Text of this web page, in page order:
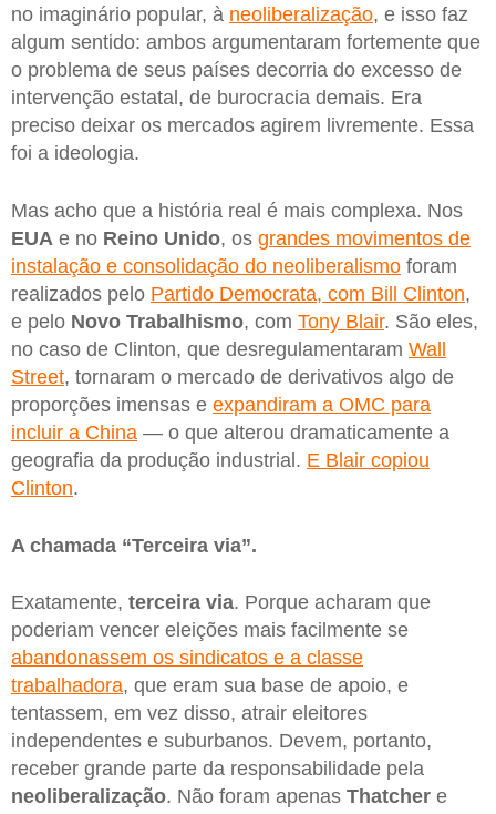
no imaginário popular, à neoliberalização, e isso faz
algum sentido: ambos argumentaram fortemente que
o problema de seus países decorria do excesso de
intervenção estatal, de burocracia demais. Era
preciso deixar os mercados agirem livremente. Essa
foi a ideologia.
Mas acho que a história real é mais complexa. Nos
EUA e no Reino Unido, os grandes movimentos de
instalação e consolidação do neoliberalismo foram
realizados pelo Partido Democrata, com Bill Clinton,
e pelo Novo Trabalhismo, com Tony Blair. São eles,
no caso de Clinton, que desregulamentaram Wall
Street, tornaram o mercado de derivativos algo de
proporções imensas e expandiram a OMC para
incluir a China — o que alterou dramaticamente a
geografia da produção industrial. E Blair copiou
Clinton.
A chamada “Terceira via”.
Exatamente, terceira via. Porque acharam que
poderiam vencer eleições mais facilmente se
abandonassem os sindicatos e a classe
trabalhadora, que eram sua base de apoio, e
tentassem, em vez disso, atrair eleitores
independentes e suburbanos. Devem, portanto,
receber grande parte da responsabilidade pela
neoliberalização. Não foram apenas Thatcher e